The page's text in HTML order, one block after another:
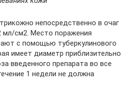
непосредственно в очаг
мл/см2. Место поражения
с помощью туберкулинового
имеет диаметр приблизительно
введенного препарата во все
1 недели не должна